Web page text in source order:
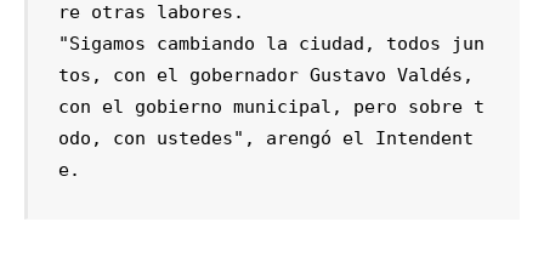
re otras labores.
"Sigamos cambiando la ciudad, todos jun
tos, con el gobernador Gustavo Valdés,
con el gobierno municipal, pero sobre t
odo, con ustedes", arengó el Intendent
e.